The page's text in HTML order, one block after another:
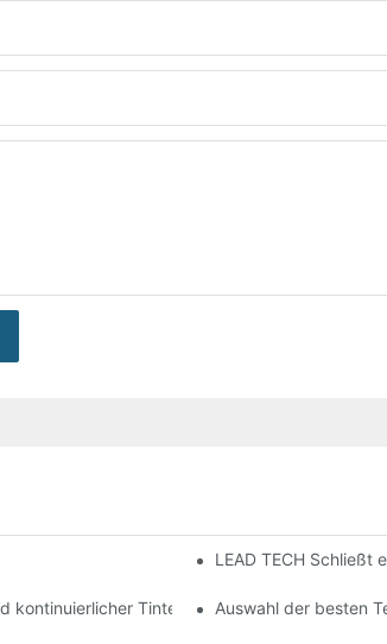
Service nicht. LEAD TECH Schließt
kontinuierlicher TintenstrahlAuswahl der besten